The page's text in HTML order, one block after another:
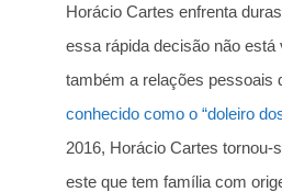
Horácio Cartes enfrenta
essa rápida decisão não
também a relações pessoais
conhecido como o “doleiro
2016, Horácio Cartes tornou-
este que tem família com